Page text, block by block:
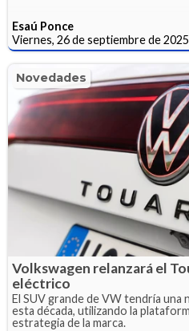
Esaú Ponce
Viernes, 26 de septiembre de 2025
Novedades
Volkswagen relanzará el
eléctrico
El SUV grande de VW tendría una
esta década, utilizando la
estrategia de la marca.